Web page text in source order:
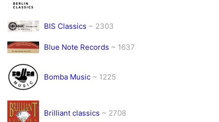
BIS Classics ~ 2303
Blue Note Records ~ 1637
Bomba Music ~ 1225
Brilliant classics ~ 2708